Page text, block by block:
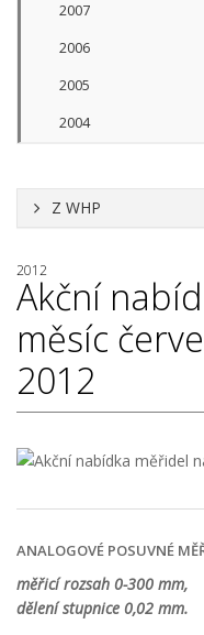
2007
2006
2005
2004
Z WHP
2012
Akční
měsíc
2012
ANALOGOVÉ POSUVNÉ
měřicí rozsah 0-300 mm,
dělení stupnice 0,02 mm.